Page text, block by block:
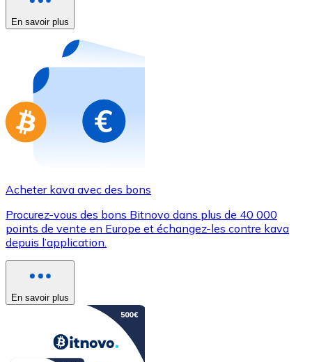
Nouveau
Achetez des cartes-cadeaux de vos marques
Aller à la boutique de cartes-cadeaux
En savoir plus
Acheter kava avec des bons
Procurez-vous des bons Bitnovo dans plus de 40 000
points de vente en Europe et échangez-les contre kava
depuis l’application.
En savoir plus